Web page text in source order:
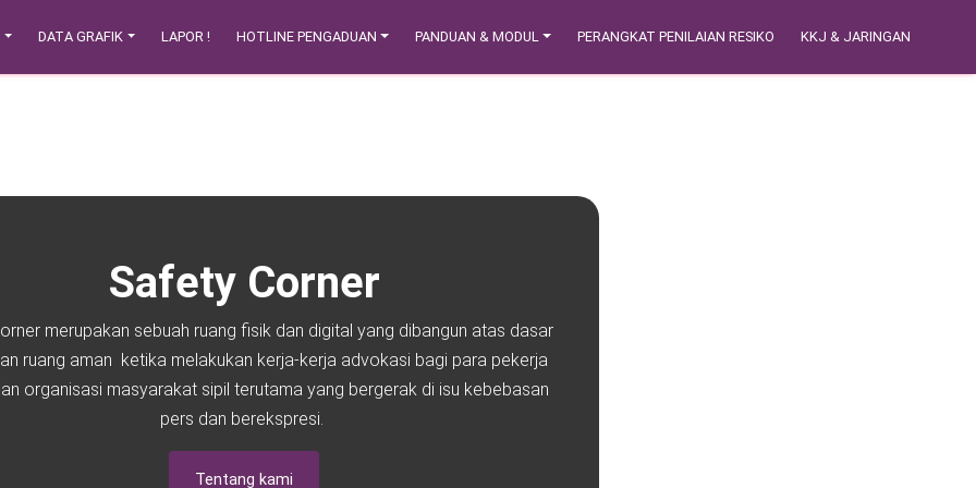
DATA GRAFIK LAPOR ! HOTLINE PENGADUAN PANDUAN & MODUL PERANGKAT PENILAIAN RESIKO KKJ & JARINGAN
Safety Corner
merupakan sebuah ruang fisik dan digital yang dibangun atas dasar
ruang aman ketika melakukan kerja-kerja advokasi bagi para pekerja
organisasi masyarakat sipil terutama yang bergerak di isu kebebasan
pers dan berekspresi.
Tentang kami